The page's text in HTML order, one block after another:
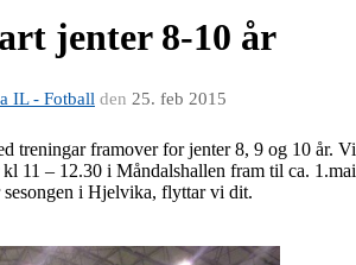
jenter 8-10 år
IL - Fotball den 25. feb 2015
treningar framover for jenter 8, 9 og 10 år. Vi
kl 11 – 12.30 i Måndalshallen fram til ca.
i Hjelvika, flyttar vi dit.